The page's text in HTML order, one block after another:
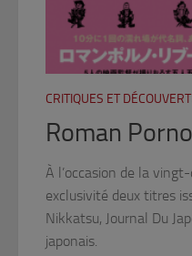
CRITIQUES ET
Roman
À l’occasion de la
exclusivité deux titres
Nikkatsu, Journal Du
japonais.